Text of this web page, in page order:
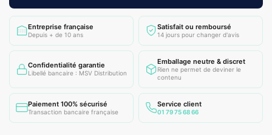
Entreprise française
Depuis + de 10 ans
Satisfait ou remboursé
14 jours pour changer d'avis
Confidentialité garantie
Libellé bancaire : MSV Distribution
Emballage neutre & discret
Rien ne permet de deviner le
contenu
Paiement 100% sécurisé
Transaction bancaire française
Service client
01 79 75 68 66